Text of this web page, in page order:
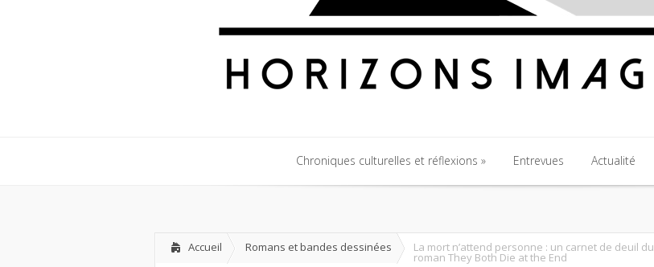
Chroniques culturelles et réflexions Entrevues Actualité
Accueil Romans et bandes dessinées La mort n’attend personne : un carnet de deuil du
roman They Both Die at the End